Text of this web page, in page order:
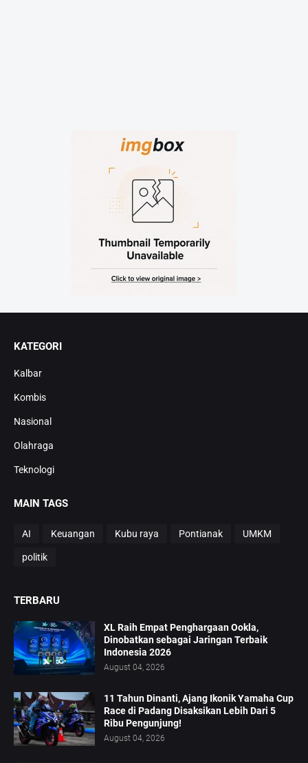
KATEGORI
Kalbar
Kombis
Nasional
Olahraga
Teknologi
MAIN TAGS
AI Keuangan Kubu raya Pontianak UMKM
politik
TERBARU
XL Raih Empat Penghargaan Ookla,
Dinobatkan sebagai Jaringan Terbaik
Indonesia 2026
August 04, 2026
11 Tahun Dinanti, Ajang Ikonik Yamaha Cup
Race di Padang Disaksikan Lebih Dari 5
Ribu Pengunjung!
August 04, 2026